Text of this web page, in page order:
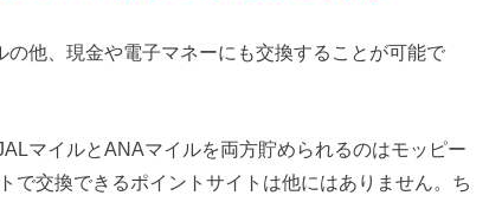
他、現金や電子マネーにも交換することが可能で
マイルとANAマイルを両方貯められるのはモッピー
で交換できるポイントサイトは他にはありません。ち